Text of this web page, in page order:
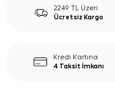
2249 TL Üzeri
Ücretsiz Kargo
Kredi Kartına
4 Taksit İmkanı